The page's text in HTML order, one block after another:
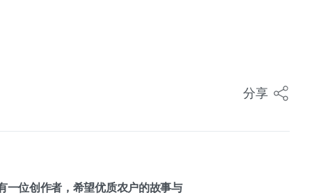
分享
一位创作者，希望优质农户的故事与